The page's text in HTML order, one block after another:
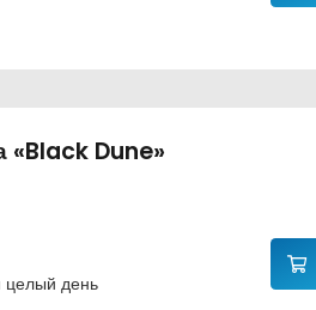
«Black Dune»
целый день